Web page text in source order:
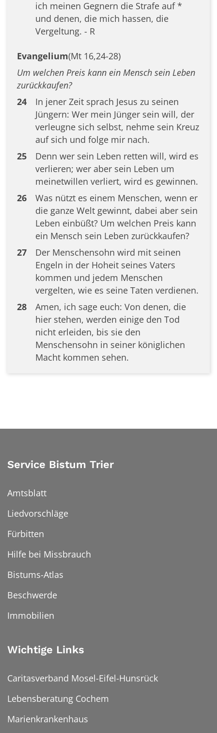
ich meinen Gegnern die Strafe auf *
und denen, die mich hassen, die
Vergeltung. - R
Evangelium(Mt 16,24-28)
Um welchen Preis kann ein Mensch sein Leben
zurückkaufen?
24
In jener Zeit sprach Jesus zu seinen
Jüngern: Wer mein Jünger sein will, der
verleugne sich selbst, nehme sein Kreuz
auf sich und folge mir nach.
25
Denn wer sein Leben retten will, wird es
verlieren; wer aber sein Leben um
meinetwillen verliert, wird es gewinnen.
26
Was nützt es einem Menschen, wenn er
die ganze Welt gewinnt, dabei aber sein
Leben einbüßt? Um welchen Preis kann
ein Mensch sein Leben zurückkaufen?
27
Der Menschensohn wird mit seinen
Engeln in der Hoheit seines Vaters
kommen und jedem Menschen
vergelten, wie es seine Taten verdienen.
28
Amen, ich sage euch: Von denen, die
hier stehen, werden einige den Tod
nicht erleiden, bis sie den
Menschensohn in seiner königlichen
Macht kommen sehen.
Service Bistum Trier
Amtsblatt
Liedvorschläge
Fürbitten
Hilfe bei Missbrauch
Bistums-Atlas
Beschwerde
Immobilien
Wichtige Links
Caritasverband Mosel-Eifel-Hunsrück
Lebensberatung Cochem
Marienkrankenhaus